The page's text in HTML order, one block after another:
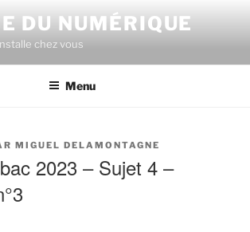
DU NUMÉRIQUE
chez vous
Menu
MIGUEL DELAMONTAGNE
2023 – Sujet 4 –